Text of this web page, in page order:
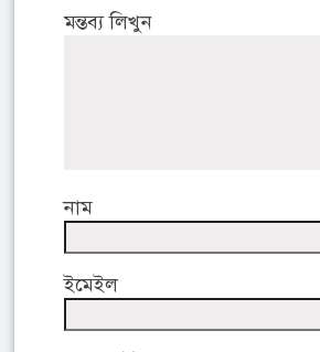
মন্তব্য লিখুন
নাম
ইমেইল